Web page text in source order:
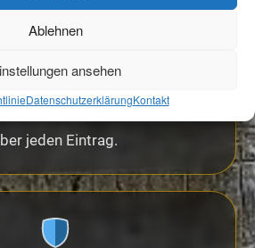
Ablehnen
ansehen
DatenschutzerklärungKontakt
Grüßen
jeden Eintrag.